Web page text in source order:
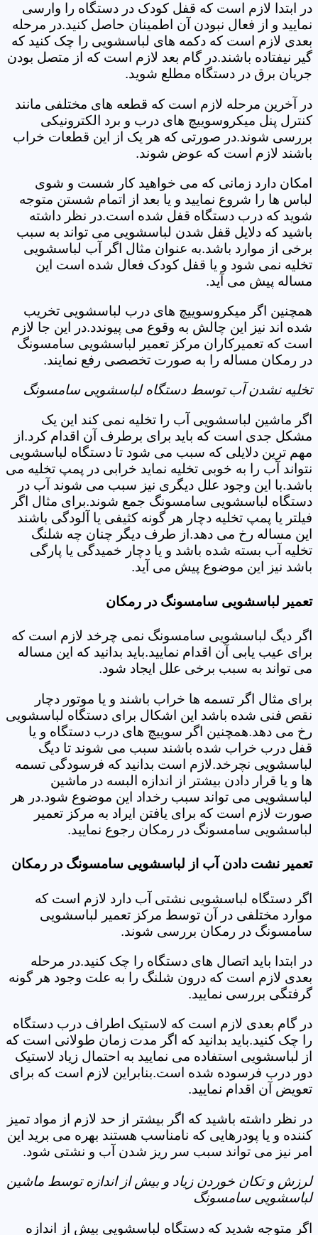
در ابتدا لازم است که قفل کودک در دستگاه را وارسی
نمایید و از فعال نبودن آن اطمینان حاصل کنید.در مرحله
بعدی لازم است که دکمه های لباسشویی را چک کنید که
گیر نیفتاده باشند.در گام بعد لازم است که از متصل بودن
جریان برق در دستگاه مطلع شوید.
در آخرین مرحله لازم است که قطعه های مختلفی مانند
کنترل پنل میکروسوییچ های درب و برد الکترونیکی
بررسی شوند.در صورتی که هر یک از این قطعات خراب
باشند لازم است که عوض شوند.
امکان دارد زمانی که می خواهید کار شست و شوی
لباس ها را شروع نمایید و یا بعد از اتمام شستن متوجه
شوید که درب دستگاه قفل شده است.در نظر داشته
باشید که دلایل قفل شدن لباسشویی می تواند به سبب
برخی از موارد باشد.به عنوان مثال اگر آب لباسشویی
تخلیه نمی شود و یا قفل کودک فعال شده است این
مساله پیش می آید.
همچنین اگر میکروسوییچ های درب لباسشویی تخریب
شده اند نیز این چالش به وقوع می پیوندد.در این جا لازم
است که تعمیرکاران مرکز تعمیر لباسشویی سامسونگ
در رمکان مساله را به صورت تخصصی رفع نمایند.
تخلیه نشدن آب توسط دستگاه لباسشویی سامسونگ
اگر ماشین لباسشویی آب را تخلیه نمی کند این یک
مشکل جدی است که باید برای برطرف آن اقدام کرد.از
مهم ترین دلایلی که سبب می شود تا دستگاه لباسشویی
نتواند آب را به خوبی تخلیه نماید خرابی در پمپ تخلیه می
باشد.با این وجود علل دیگری نیز سبب می شوند آب در
دستگاه لباسشویی سامسونگ جمع شوند.برای مثال اگر
فیلتر یا پمپ تخلیه دچار هر گونه کثیفی یا آلودگی باشند
این مساله رخ می دهد.از طرف دیگر چنان چه شلنگ
تخلیه آب بسته شده باشد و یا دچار خمیدگی یا پارگی
باشد نیز این موضوع پیش می آید.
تعمیر لباسشویی سامسونگ در رمکان
اگر دیگ لباسشویی سامسونگ نمی چرخد لازم است که
برای عیب یابی آن اقدام نمایید.باید بدانید که این مساله
می تواند به سبب برخی علل ایجاد شود.
برای مثال اگر تسمه ها خراب باشند و یا موتور دچار
نقص فنی شده باشد این اشکال برای دستگاه لباسشویی
رخ می دهد.همچنین اگر سوییچ های درب دستگاه و یا
قفل درب خراب شده باشند سبب می شوند تا دیگ
لباسشویی نچرخد.لازم است بدانید که فرسودگی تسمه
ها و یا قرار دادن بیشتر از اندازه البسه در ماشین
لباسشویی می تواند سبب رخداد این موضوع شود.در هر
صورت لازم است که برای یافتن ایراد به مرکز تعمیر
لباسشویی سامسونگ در رمکان رجوع نمایید.
تعمیر نشت دادن آب از لباسشویی سامسونگ در رمکان
اگر دستگاه لباسشویی نشتی آب دارد لازم است که
موارد مختلفی در آن توسط مرکز تعمیر لباسشویی
سامسونگ در رمکان بررسی شوند.
در ابتدا باید اتصال های دستگاه را چک کنید.در مرحله
بعدی لازم است که درون شلنگ را به علت وجود هر گونه
گرفتگی بررسی نمایید.
در گام بعدی لازم است که لاستیک اطراف درب دستگاه
را چک کنید.باید بدانید که اگر مدت زمان طولانی است که
از لباسشویی استفاده می نمایید به احتمال زیاد لاستیک
دور درب فرسوده شده است.بنابراین لازم است که برای
تعویض آن اقدام نمایید.
در نظر داشته باشید که اگر بیشتر از حد لازم از مواد تمیز
کننده و یا پودرهایی که نامناسب هستند بهره می برید این
امر نیز می تواند سبب سر ریز شدن آب و نشتی شود.
لرزش و تکان خوردن زیاد و بیش از اندازه توسط ماشین
لباسشویی سامسونگ
اگر متوجه شدید که دستگاه لباسشویی بیش از اندازه